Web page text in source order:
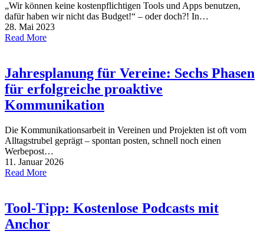
„Wir können keine kostenpflichtigen Tools und Apps benutzen,
dafür haben wir nicht das Budget!“ – oder doch?! In…
28. Mai 2023
Read More
Jahresplanung für Vereine: Sechs Phasen
für erfolgreiche proaktive
Kommunikation
Die Kommunikationsarbeit in Vereinen und Projekten ist oft vom
Alltagstrubel geprägt – spontan posten, schnell noch einen
Werbepost…
11. Januar 2026
Read More
Tool-Tipp: Kostenlose Podcasts mit
Anchor